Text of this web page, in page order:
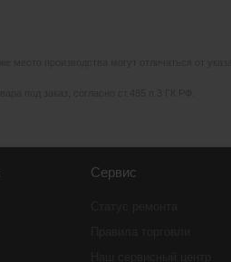
Сервис